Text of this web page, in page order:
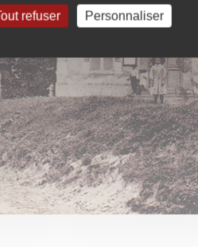
refuser Personnaliser